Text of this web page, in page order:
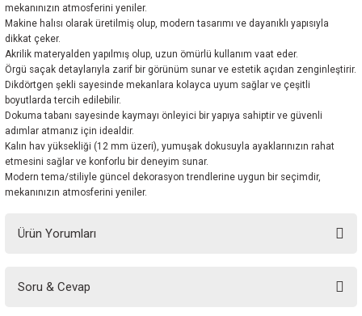
mekanınızın atmosferini yeniler.
Makine halısı olarak üretilmiş olup, modern tasarımı ve dayanıklı yapısıyla
dikkat çeker.
Akrilik materyalden yapılmış olup, uzun ömürlü kullanım vaat eder.
Örgü saçak detaylarıyla zarif bir görünüm sunar ve estetik açıdan zenginleştirir.
Dikdörtgen şekli sayesinde mekanlara kolayca uyum sağlar ve çeşitli
boyutlarda tercih edilebilir.
Dokuma tabanı sayesinde kaymayı önleyici bir yapıya sahiptir ve güvenli
adımlar atmanız için idealdir.
Kalın hav yüksekliği (12 mm üzeri), yumuşak dokusuyla ayaklarınızın rahat
etmesini sağlar ve konforlu bir deneyim sunar.
Modern tema/stiliyle güncel dekorasyon trendlerine uygun bir seçimdir,
mekanınızın atmosferini yeniler.
Ürün Yorumları
Soru & Cevap